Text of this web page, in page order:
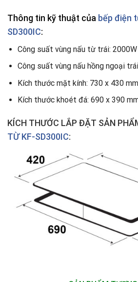
Thông tin kỹ thuật của bếp điện
SD300IC:
Công suất vùng nấu từ trái:
Công suất vùng nấu hồng ngoại
Kích thước mặt kính: 730 x 430 mm
Kích thước khoét đá: 690 x 390
KÍCH THƯỚC LẮP ĐẶT SẢN
TỪ KF-SD300IC: